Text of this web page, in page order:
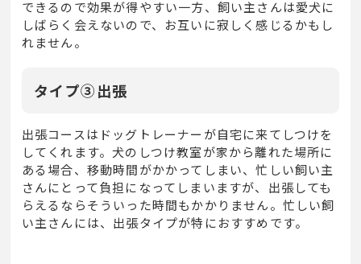
できるので効果が得やすい一方、飼い主さんは愛犬に
しばらく会えないので、お互いに寂しく感じるかもし
れません。
タイプ③出張
出張コースはドッグトレーナーが自宅に来てしつけを
してくれます。犬のしつけ教室が家から離れた場所に
ある場合、移動時間がかかってしまい、忙しい飼い主
さんにとって負担になってしまいますが、出張しても
らえるならそういった時間もかかりません。忙しい飼
い主さんには、出張タイプが特におすすめです。